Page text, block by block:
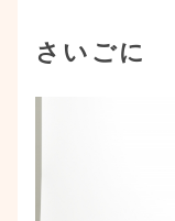
さいごに